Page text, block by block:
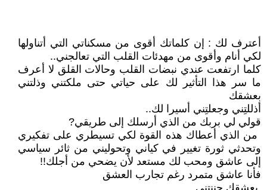
‏أعترف لك : إن كلماتك أقوى من مسكناتي التي أتناولها
لكي أنام وأقوى من مهدئات القلب التي تعالجني..
‏كلما ارتفعت عندي نبضات القلب وحالات القلق لا أعرف
ما سر هذا التأثير لك على حياتي حتى ملكتني وذلتني
بعشقك
‏أذللتِني وجعلتِني أسيرا لك..
‏قولي لي بربك من الذي أرسلك إلى طريقي?
‏ من الذي أعطاك هذه القوة لكي تسيطري على تفكيري
وتحدثي ثورة تغيير في كياني وتحوليني من ثائر سياسي
إلى عاشق ومحب لك مستعد لأن يضحي من أجلك!!
‏فأنا عاشق متمرد رغم تجارب العشق